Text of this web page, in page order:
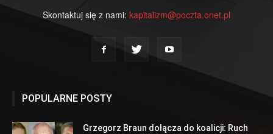
Skontaktuj się z nami: kapitalizm@poczta.onet.pl
POPULARNE POSTY
Grzegorz Braun dołącza do koalicji: Ruch